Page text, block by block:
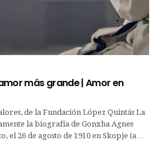
más grande | Amor en
de la Fundación López Quintás La
la biografía de Gonxha Agnes
el 26 de agosto de 1910 en Skopje (a…